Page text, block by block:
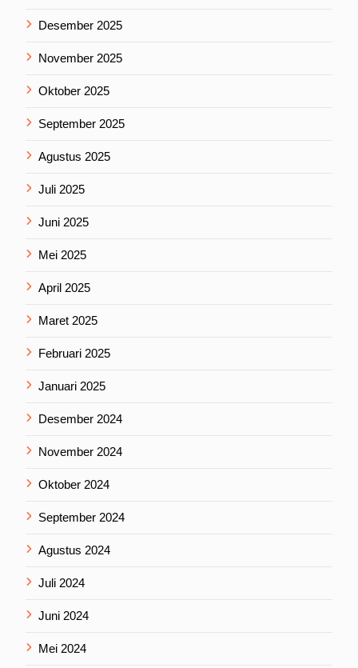
Desember 2025
November 2025
Oktober 2025
September 2025
Agustus 2025
Juli 2025
Juni 2025
Mei 2025
April 2025
Maret 2025
Februari 2025
Januari 2025
Desember 2024
November 2024
Oktober 2024
September 2024
Agustus 2024
Juli 2024
Juni 2024
Mei 2024